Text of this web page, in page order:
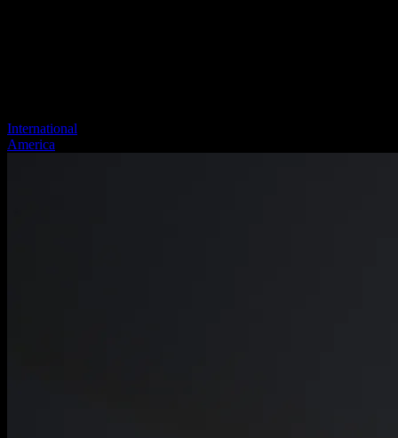
International
America